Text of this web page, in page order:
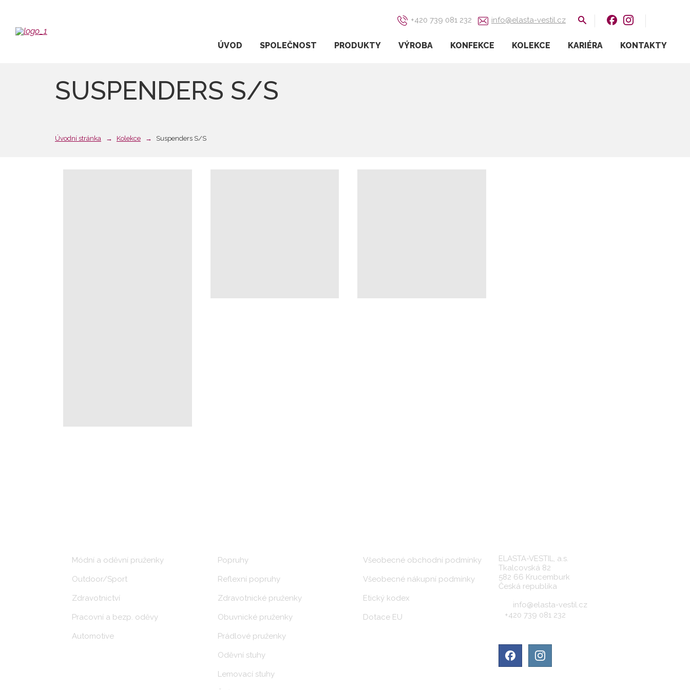
+420 739 081 232 info@elasta-vestil.cz Vyhledávání
ÚVOD SPOLEČNOST PRODUKTY VÝROBA KONFEKCE KOLEKCE KARIÉRA KONTAKTY
SUSPENDERS S/S
Úvodní stránka Kolekce Suspenders S/S
Módní a oděvní pruženky
Outdoor/Sport
Zdravotnictví
Pracovní a bezp. oděvy
Automotive
Popruhy
Reflexní popruhy
Zdravotnické pruženky
Obuvnické pruženky
Prádlové pruženky
Oděvní stuhy
Lemovací stuhy
Všeobecné obchodní podmínky
Všeobecné nákupní podmínky
Etický kodex
Dotace EU
ELASTA-VESTIL, a.s.
Tkalcovská 82
582 66 Krucemburk
Česká republika
info@elasta-vestil.cz
+420 739 081 232